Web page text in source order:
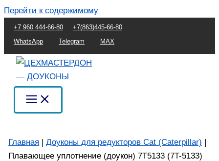
Перейти к содержимому
+7 960 444-66-80
+7(863)445-66-80
WhatsApp
Telegram MAX
Главная |Доуконы для редукторов Cat (Caterpillar) |
Плавающее уплотнение (доукон) 7T5133 (7T-5133)